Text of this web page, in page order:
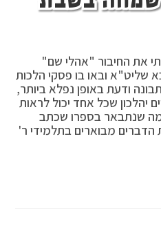
החיבור "אהלי שם"
שליט"א ובאו בו פסקי הלכות
ודעת באופן נפלא ביותר,
יהלכון שכל אחד יכול לראות
מה שנתבאר בספרו שכתב
מבוארים בתלמידי ר'